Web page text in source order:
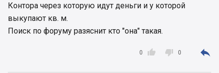
Контора через которую идут деньги и у которой
выкупают кв. м.
Поиск по форуму разяснит кто "она" такая.

0  0 